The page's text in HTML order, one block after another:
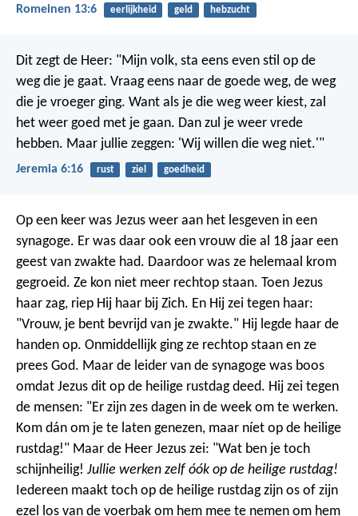
Romeinen 13:6 eerlijkheid geld hebzucht
Dit zegt de Heer: "Mijn volk, sta eens even stil op de
weg die je gaat. Vraag eens naar de goede weg, de weg
die je vroeger ging. Want als je die weg weer kiest, zal
het weer goed met je gaan. Dan zul je weer vrede
hebben. Maar jullie zeggen: 'Wij willen die weg niet.'"
Jeremia 6:16 rust ziel goedheid
Op een keer was Jezus weer aan het lesgeven in een
synagoge. Er was daar ook een vrouw die al 18 jaar een
geest van zwakte had. Daardoor was ze helemaal krom
gegroeid. Ze kon niet meer rechtop staan. Toen Jezus
haar zag, riep Hij haar bij Zich. En Hij zei tegen haar:
"Vrouw, je bent bevrijd van je zwakte." Hij legde haar de
handen op. Onmiddellijk ging ze rechtop staan en ze
prees God. Maar de leider van de synagoge was boos
omdat Jezus dit op de heilige rustdag deed. Hij zei tegen
de mensen: "Er zijn zes dagen in de week om te werken.
Kom dán om je te laten genezen, maar níet op de heilige
rustdag!" Maar de Heer Jezus zei: "Wat ben je toch
schijnheilig! Jullie werken zelf óók op de heilige rustdag!
Iedereen maakt toch op de heilige rustdag zijn os of zijn
ezel los van de voerbak om hem mee te nemen om hem